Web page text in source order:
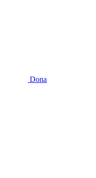
Dona